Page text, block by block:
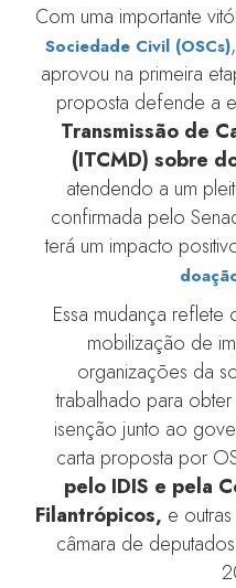
Com uma importante
Sociedade Civil (OSCs)
aprovou na primeira
proposta defende a
Transmissão de
(ITCMD) sobre
atendendo a um
confirmada pelo
terá um impacto
Essa mudança
mobilização de
organizações da
trabalhado para
isenção junto ao
carta proposta por
pelo IDIS e pela
Filantrópicos, e
câmara de